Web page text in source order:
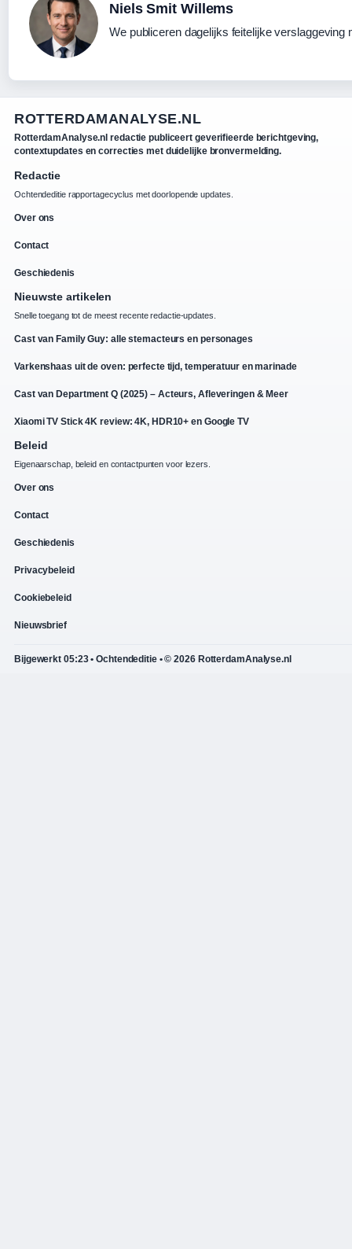
Niels Smit Willems
We publiceren dagelijks feitelijke verslaggeving
ROTTERDAMANALYSE.NL
RotterdamAnalyse.nl redactie publiceert geverifieerde berichtgeving,
contextupdates en correcties met duidelijke bronvermelding.
Redactie
Ochtendeditie rapportagecyclus met doorlopende updates.
Over ons
Contact
Geschiedenis
Nieuwste artikelen
Snelle toegang tot de meest recente redactie-updates.
Cast van Family Guy: alle stemacteurs en personages
Varkenshaas uit de oven: perfecte tijd, temperatuur en marinade
Cast van Department Q (2025) – Acteurs, Afleveringen & Meer
Xiaomi TV Stick 4K review: 4K, HDR10+ en Google TV
Beleid
Eigenaarschap, beleid en contactpunten voor lezers.
Over ons
Contact
Geschiedenis
Privacybeleid
Cookiebeleid
Nieuwsbrief
Bijgewerkt 05:23 • Ochtendeditie • © 2026 RotterdamAnalyse.nl